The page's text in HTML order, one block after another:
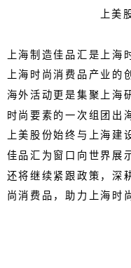
上美
上海制造佳品汇是上海
上海时尚消费品产业的
海外活动更是集聚上海
时尚要素的一次组团出
上美股份始终与上海建
佳品汇为窗口向世界展
还将继续紧跟政策，深
尚消费品，助力上海时